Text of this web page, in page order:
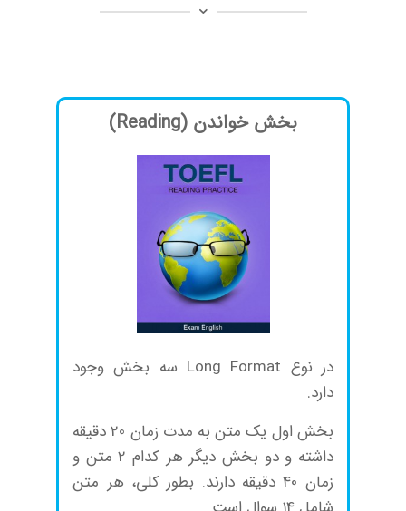
بخش خواندن (Reading)
در نوع Long Format سه بخش وجود
دارد.
بخش اول یک متن به مدت زمان 20 دقیقه
داشته و دو بخش دیگر هر کدام 2 متن و
زمان 40 دقیقه دارند. بطور کلی، هر متن